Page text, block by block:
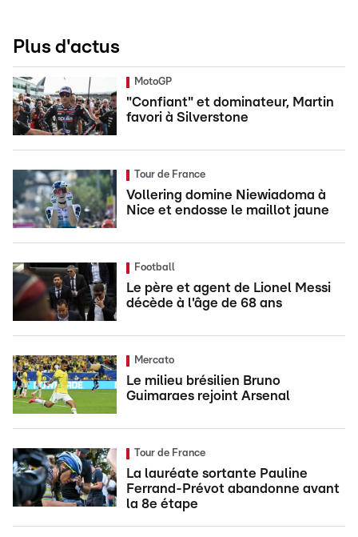
Plus d'actus
MotoGP
"Confiant" et dominateur, Martin
favori à Silverstone
Tour de France
Vollering domine Niewiadoma à
Nice et endosse le maillot jaune
Football
Le père et agent de Lionel Messi
décède à l'âge de 68 ans
Mercato
Le milieu brésilien Bruno
Guimaraes rejoint Arsenal
Tour de France
La lauréate sortante Pauline
Ferrand-Prévot abandonne avant
la 8e étape